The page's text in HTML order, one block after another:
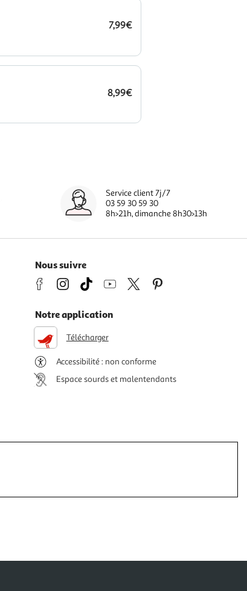
7,99€
8,99€
Service client 7j/7
03 59 30 59 30
8h>21h, dimanche 8h30>13h
Nous suivre
Notre application
Télécharger
Accessibilité : non conforme
Espace sourds et malentendants